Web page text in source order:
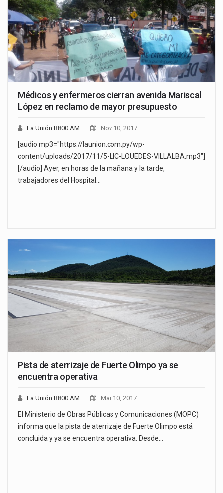
Médicos y enfermeros cierran avenida Mariscal
López en reclamo de mayor presupuesto
La Unión R800 AM Nov 10, 2017
[audio mp3="https://launion.com.py/wp-
content/uploads/2017/11/5-LIC-LOUEDES-VILLALBA.mp3"]
[/audio] Ayer, en horas de la mañana y la tarde,
trabajadores del Hospital…
Pista de aterrizaje de Fuerte Olimpo ya se
encuentra operativa
La Unión R800 AM Mar 10, 2017
El Ministerio de Obras Públicas y Comunicaciones (MOPC)
informa que la pista de aterrizaje de Fuerte Olimpo está
concluida y ya se encuentra operativa. Desde…